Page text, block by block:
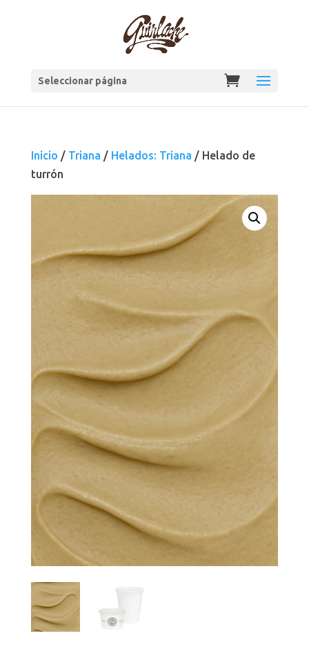
Seleccionar página
Inicio / Triana / Helados: Triana / Helado de
turrón